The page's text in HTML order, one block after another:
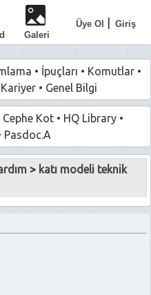
Üye Ol
Giriş
Galeri
• İpuçları • Komutlar •
Kariyer • Genel Bilgi
Cephe Kot• HQ Library•
Pasdoc.A
> katı modeli teknik